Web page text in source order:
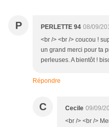
P PERLETTE 94 08/09/
<br /> <br /> coucou !
un grand merci pour ta
perleuses. A bientôt !
Répondre
C Cecile 09/09/
<br /> <br />